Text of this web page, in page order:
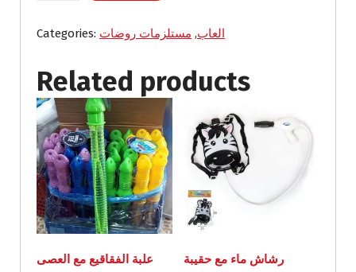
مع
quantity
Categories: العاب, مستلزمات روضات
Related products
علبة الفقاقيع مع العصى رشاش ماء مع حقيبة